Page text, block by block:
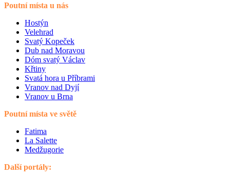
Poutní místa u nás
Hostýn
Velehrad
Svatý Kopeček
Dub nad Moravou
Dóm svatý Václav
Křtiny
Svatá hora u Příbrami
Vranov nad Dyjí
Vranov u Brna
Poutní místa ve světě
Fatima
La Salette
Medžugorie
Další portály: